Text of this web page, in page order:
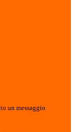
un messaggio